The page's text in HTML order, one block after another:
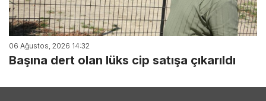
06 Ağustos, 2026 14:32
Başına dert olan lüks cip satışa çıkarıldı